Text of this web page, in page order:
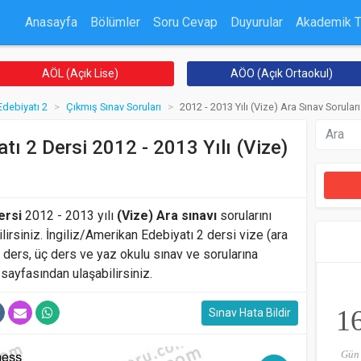
Anasayfa Bölümler Soru Cevap Duyurular Akademik
AÖL (Açık Lise) AÖO (Açık Ortaokul)
2 Çıkmış Sınav Soruları 2012 - 2013 Yılı (Vize) Ara Sınav Soruları
2 Dersi 2012 - 2013 Yılı (Vize)
2012 - 2013 yılı (Vize) Ara sınavı sorularını
İngiliz/Amerikan Edebiyatı 2 dersi vize (ara
ders, üç ders ve yaz okulu sınav ve sorularına
ulaşabilirsiniz.
Sınav Hata Bildir
Gün